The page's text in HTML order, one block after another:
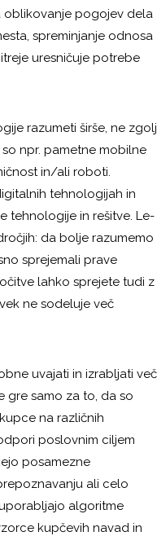
oblikovanje pogojev dela
spreminjanje odnosa
uresničuje potrebe
razumeti širše, ne zgolj
npr. pametne mobilne
in/ali roboti.
tehnologijah in
tehnologije in rešitve. Le-
da bolje razumemo
sprejemali prave
lahko sprejete tudi z
ne sodeluje več
uvajati in izrabljati več
gre samo za to, da so
na različnih
poslovnim ciljem
posamezne
ali celo
algoritme
kupčevih navad in